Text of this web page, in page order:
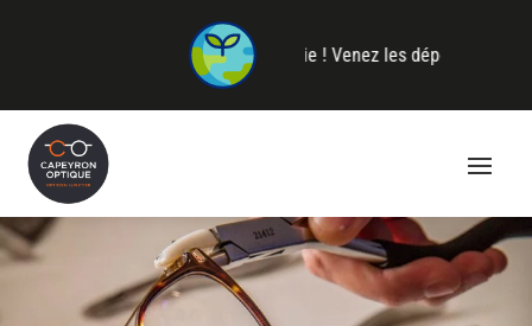
et donnez-leur une seconde vie ! Venez les déposer en